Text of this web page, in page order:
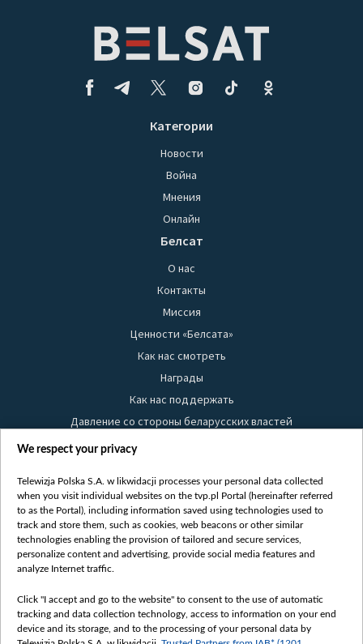
Категории
Новости
Война
Мнения
Онлайн
Белсат
О нас
Контакты
Миссия
Ценности «Белсата»
Как нас смотреть
Награды
Как нас поддержать
Давление со стороны беларусских властей
Правила использования материалов
Безопасность
Youtube
Белсат news
Белсат Life
Belsat English
Biełsat PL
We respect your privacy
Telewizja Polska S.A. w likwidacji processes your personal data collected
when you visit individual websites on the tvp.pl Portal (hereinafter referred
to as the Portal), including information saved using technologies used to
track and store them, such as cookies, web beacons or other similar
technologies enabling the provision of tailored and secure services,
personalize content and advertising, provide social media features and
analyze Internet traffic.
Click "I accept and go to the website" to consent to the use of automatic
tracking and data collection technology, access to information on your end
device and its storage, and to the processing of your personal data by